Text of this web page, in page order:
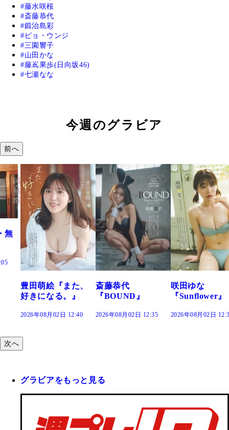
藤水咲桜
斎藤恭代
鍛治島彩
ピョ・ウンジ
三園響子
山田かな
藤嶌果歩(日向坂46)
七瀬なな
今週のグラビア
前へ
斎藤恭代
『BOUND』
2026年08月02日 12:35
咲田ゆな
『Sunflower』
2026年08月02日 12:30
藤水咲桜『花
だまり』
2026年08月02日
次へ
グラビアをもっと見る